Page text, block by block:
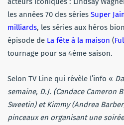
les années 70 des séries Super
milliards, les séries aux héros
épisode de La fête à la maison (
tournage pour sa 4ème saison.
Selon TV Line qui révèle l’info «
semaine, D.J. (Candace Cameron
Sweetin) et Kimmy (Andrea
pinceaux en organisant une